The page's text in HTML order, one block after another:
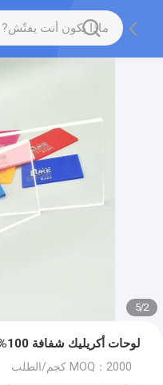
2
/
5
لوحات أكريليك شفافة 100% من شركة Mitsubishi MMA
MOQ：2000 كجم/الطلب